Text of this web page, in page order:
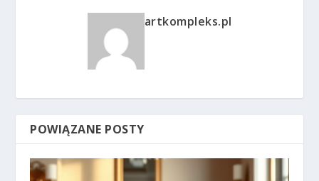
artkompleks.pl
POWIĄZANE POSTY